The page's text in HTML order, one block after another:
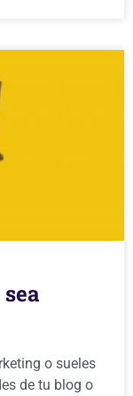
o sueles
de tu blog o